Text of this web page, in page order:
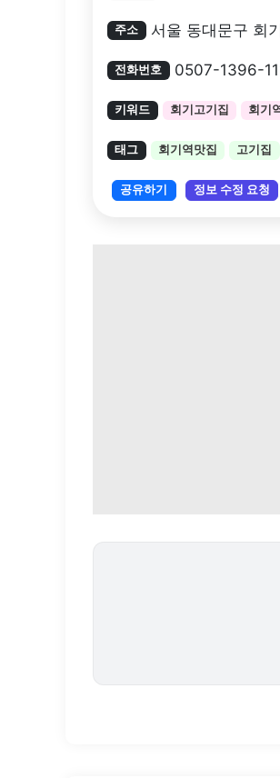
주소 서울 동대문구 회
전화번호 0507-1396-
키워드 회기고기집 회기
태그 회기역맛집 고기집
공유하기 정보 수정 요청